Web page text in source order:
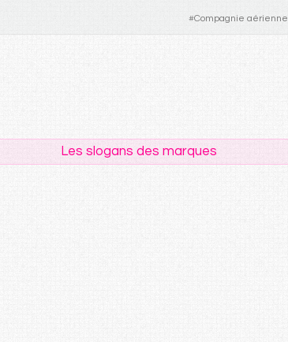
#Compagnie aérienne
Les slogans des marques